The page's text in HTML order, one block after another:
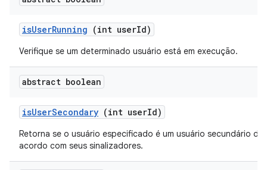
isUserRunning (int userId)
Verifique se um determinado usuário está em execução.
abstract boolean
isUserSecondary (int userId)
Retorna se o usuário especificado é um usuário secundário de
acordo com seus sinalizadores.